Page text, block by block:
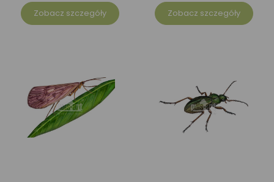
Zobacz szczegóły Zobacz szczegóły